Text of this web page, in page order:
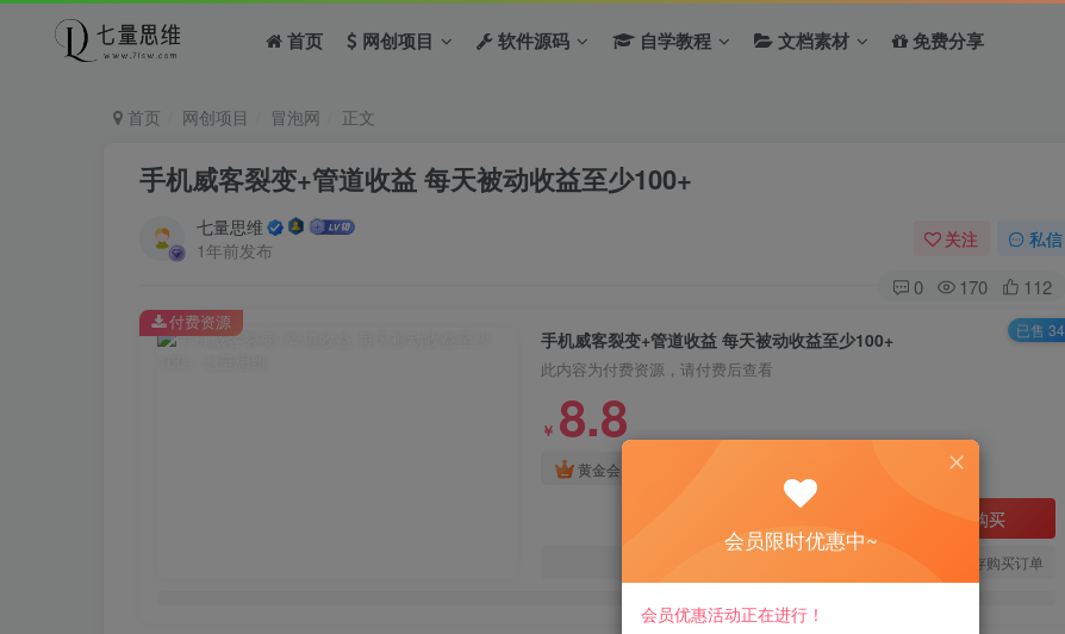
首页 网创项目 软件源码 自学教程 文档素材 免费分享
首页 网创项目 冒泡网 正文
手机威客裂变+管道收益 每天被动收益至少100+
七量思维
1年前发布
关注 私信
0 170 112
手机威客裂变+管道收益 每天被动收益至少100+
此内容为付费资源，请付费后查看
￥ 8.8
黄金会员
立即购买
您当前未登录！建议登陆后购买，可保存购买订单
付费资源 已售 34
会员限时优惠中~
会员优惠活动正在进行！